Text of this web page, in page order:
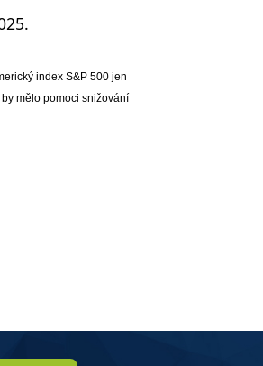
index S&P 500 jen
mělo pomoci snižování